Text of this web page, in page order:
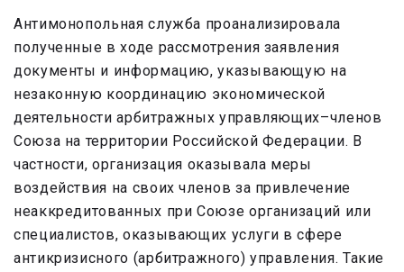
Антимонопольная служба проанализировала
полученные в ходе рассмотрения заявления
документы и информацию, указывающую на
незаконную координацию экономической
деятельности арбитражных управляющих–членов
Союза на территории Российской Федерации. В
частности, организация оказывала меры
воздействия на своих членов за привлечение
неаккредитованных при Союзе организаций или
специалистов, оказывающих услуги в сфере
антикризисного (арбитражного) управления. Такие